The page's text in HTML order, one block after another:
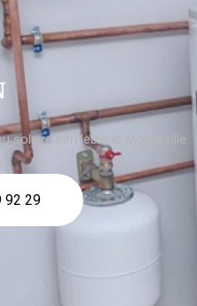
solaire elm leblanc Mondeville
92 29